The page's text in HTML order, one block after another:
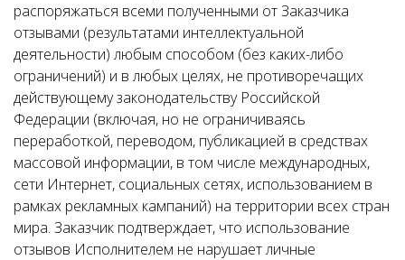
распоряжаться всеми полученными от Заказчика
отзывами (результатами интеллектуальной
деятельности) любым способом (без каких-либо
ограничений) и в любых целях, не противоречащих
действующему законодательству Российской
Федерации (включая, но не ограничиваясь
переработкой, переводом, публикацией в средствах
массовой информации, в том числе международных,
сети Интернет, социальных сетях, использованием в
рамках рекламных кампаний) на территории всех стран
мира. Заказчик подтверждает, что использование
отзывов Исполнителем не нарушает личные